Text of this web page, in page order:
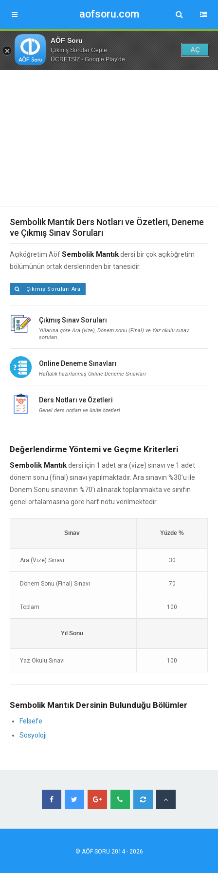
aofsoru.com
AÖF Soru
Çıkmış Sorular Cepte
ÜCRETSİZ - Google Play'de
AÇ
Sembolik Mantık Ders Notları ve Özetleri, Deneme
ve Çıkmış Sınav Soruları
Açıköğretim AöfSembolik Mantıkdersi bir çok açıköğretim
bölümünün ortak derslerinden bir tanesidir.
Çıkmış Soruları Ara
Çıkmış Sınav Soruları
Yıllarına göre Ara (vize), Dönem sonu (Final) ve Yaz okulu sınav
soruları.
Online Deneme Sınavları
Haftalık hazırlanmış Online Deneme Sınavları
Ders Notları ve Özetleri
Genel ders notları ve ünite özetleri
Değerlendirme Yöntemi ve Geçme Kriterleri
Sembolik Mantıkdersi için 1 adet ara (vize) sınavı ve 1 adet
dönem sonu (final) sınavı yapılmaktadır. Ara sınavın %30’u ile
Dönem Sonu sınavının %70’i alınarak toplanmakta ve sınıfın
genel ortalamasına göre harf notu verilmektedir.
Sınav Yüzde %
Ara (Vize) Sınavı 30
Dönem Sonu (Final) Sınavı 70
Toplam 100
Yıl Sonu
Yaz Okulu Sınavı 100
Sembolik Mantık Dersinin Bulunduğu Bölümler
Felsefe
Sosyoloji
© AÖFSORU 2014 - 2026